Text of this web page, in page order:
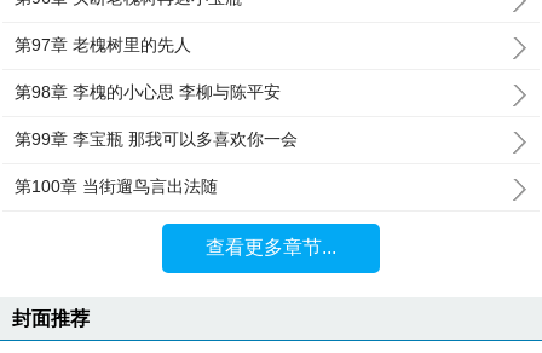
第97章 老槐树里的先人
第98章 李槐的小心思 李柳与陈平安
第99章 李宝瓶 那我可以多喜欢你一会
第100章 当街遛鸟言出法随
查看更多章节...
封面推荐